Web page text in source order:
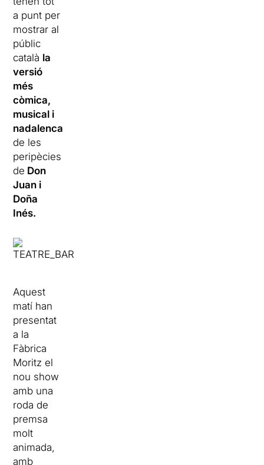
a punt per
mostrar al
públic
català la
versió
més
còmica,
musical i
nadalenca
de les
peripècies
de Don
Juan i
Doña
Inés.
Aquest
matí han
presentat
a la
Fàbrica
Moritz el
nou show
amb una
roda de
premsa
molt
animada,
amb